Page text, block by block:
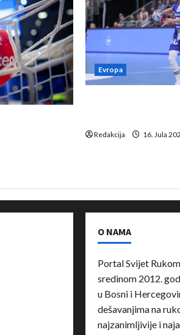
Evropa
Redakcija 16. Jula
O NAMA
Portal Svijet
sredinom 2012.
u Bosni i
dešavanjima na
najzanimljivije i